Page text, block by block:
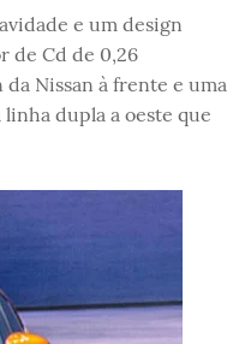
e um design
de Cd de 0,26
Nissan à frente e uma
dupla a oeste que